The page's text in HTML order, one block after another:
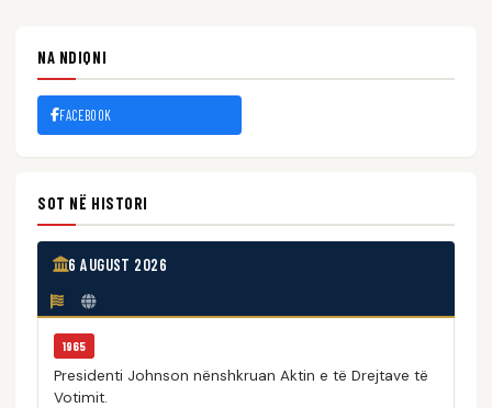
NA NDIQNI
FACEBOOK
SOT NË HISTORI
6 AUGUST 2026
1965
Presidenti Johnson nënshkruan Aktin e të Drejtave të
Votimit.